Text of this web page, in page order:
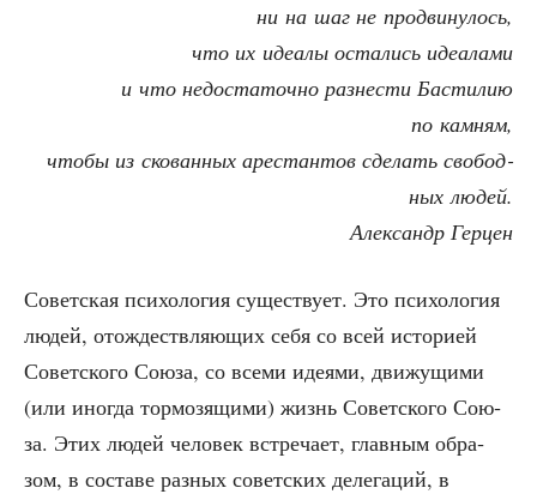
ни на шаг не продвинулось,
что их иде­а­лы оста­лись идеалами
и что недо­ста­точ­но раз­не­сти Басти­лию
по камням,
что­бы из ско­ван­ных аре­стан­тов сде­лать сво­бод­
ных людей.
Алек­сандр Герцен
Совет­ская пси­хо­ло­гия суще­ству­ет. Это пси­хо­ло­гия
людей, отож­деств­ля­ю­щих себя со всей исто­ри­ей
Совет­ско­го Сою­за, со все­ми иде­я­ми, дви­жу­щи­ми
(или ино­гда тор­мо­зя­щи­ми) жизнь Совет­ско­го Сою­
за. Этих людей чело­век встре­ча­ет, глав­ным обра­
зом, в соста­ве раз­ных совет­ских деле­га­ций, в